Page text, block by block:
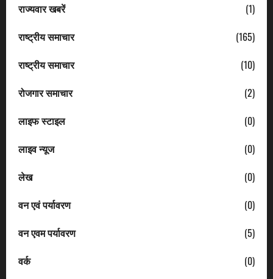
राज्यवार खबरें
(1)
राष्ट्रीय समाचार
(165)
राष्ट्रीय समाचार
(10)
रोजगार समाचार
(2)
लाइफ स्टाइल
(0)
लाइव न्यूज
(0)
लेख
(0)
वन एवं पर्यावरण
(0)
वन एवम पर्यावरण
(5)
वर्क
(0)